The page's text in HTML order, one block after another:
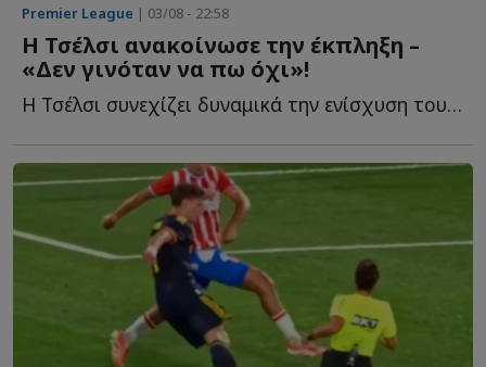
Premier League | 03/08 - 22:58
Η Τσέλσι ανακοίνωσε την έκπληξη –
«Δεν γινόταν να πω όχι»!
Η Τσέλσι συνεχίζει δυναμικά την ενίσχυση του ρόστερ τ...